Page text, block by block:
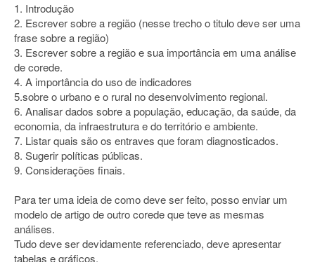
1. Introdução
2. Escrever sobre a região (nesse trecho o titulo deve ser uma
frase sobre a região)
3. Escrever sobre a região e sua importância em uma análise
de corede.
4. A importância do uso de indicadores
5.sobre o urbano e o rural no desenvolvimento regional.
6. Analisar dados sobre a população, educação, da saúde, da
economia, da infraestrutura e do território e ambiente.
7. Listar quais são os entraves que foram diagnosticados.
8. Sugerir políticas públicas.
9. Considerações finais.
Para ter uma ideia de como deve ser feito, posso enviar um
modelo de artigo de outro corede que teve as mesmas
análises.
Tudo deve ser devidamente referenciado, deve apresentar
tabelas e gráficos.